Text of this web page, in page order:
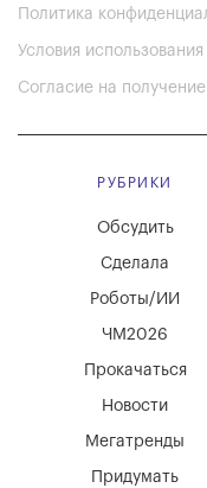
Политика
Условия
Согласие на
РУБРИКИ
Мегатренды
Придумать
Новости
Обсудить
Сделала
Роботы/ИИ
ЧМ2026
Прокачаться